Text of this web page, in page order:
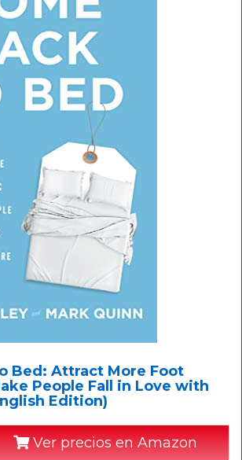
Bed: Attract More Foot
People Fall in Love with
Edition)
Ver precios en Amazon